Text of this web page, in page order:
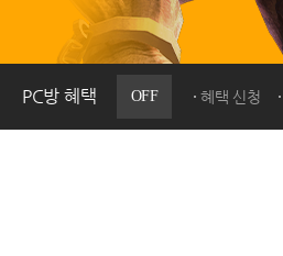
PC방 혜택 OFF 혜택 신청